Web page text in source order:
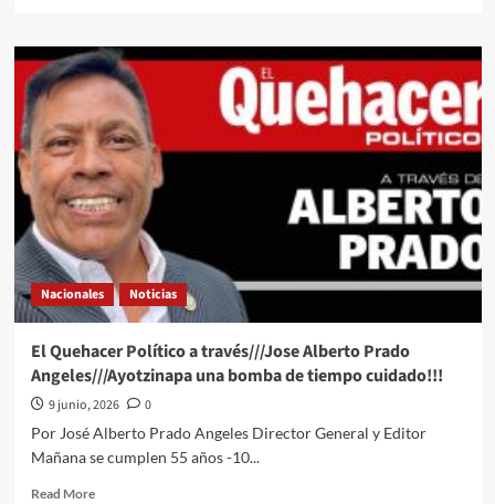
El
Quehacer
Político
través///Jose
Alberto
Prado
Angeles///Un
Mundial
en
Marcha
Nacionales Noticias
El Quehacer Político a través///Jose Alberto Prado
Angeles///Ayotzinapa una bomba de tiempo cuidado!!!
9 junio, 2026
0
Por José Alberto Prado Angeles Director General y Editor
Mañana se cumplen 55 años -10...
Read MoreRead